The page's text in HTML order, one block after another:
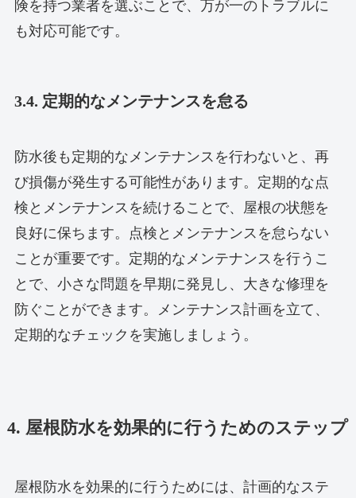
険を持つ業者を選ぶことで、万が一のトラブルに
も対応可能です。
3.4. 定期的なメンテナンスを怠る
防水後も定期的なメンテナンスを行わないと、再
び損傷が発生する可能性があります。定期的な点
検とメンテナンスを続けることで、屋根の状態を
良好に保ちます。点検とメンテナンスを怠らない
ことが重要です。定期的なメンテナンスを行うこ
とで、小さな問題を早期に発見し、大きな修理を
防ぐことができます。メンテナンス計画を立て、
定期的なチェックを実施しましょう。
4. 屋根防水を効果的に行うためのステップ
屋根防水を効果的に行うためには、計画的なステ